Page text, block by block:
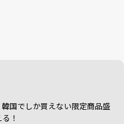
国でしか買えない限定商品盛
！